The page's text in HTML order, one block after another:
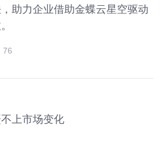
助力企业借助金蝶云星空驱动
76
上市场变化